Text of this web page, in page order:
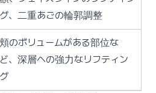
グ、二重あごの輪郭調整
頬のボリュームがある部位な
ど、深層への強力なリフティン
グ